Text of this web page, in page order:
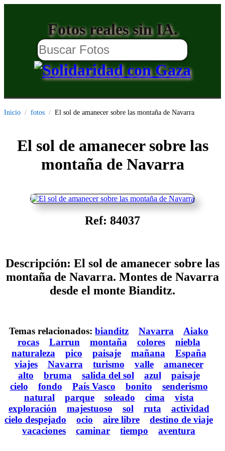
Fotos reales sin IA.
Inicio fotos El sol de amanecer sobre las montaña de Navarra
El sol de amanecer sobre las
montaña de Navarra
Ref: 84037
Descripción: El sol de amanecer sobre las
montaña de Navarra. Montes de Navarra
desde el monte Bianditz.
Temas relacionados: bianditz Navarra
Aiako
rocas
Larrun montaña colores
niebla
naturaleza
pico paisaje mañana
España
viajes
Navarra turismo valle
amanecer
alto
bruma salida del sol azul
paisaje
cielo
fondo País Vasco bonito
senderismo
natural
parque soleado cima
vista
exploración
majestuoso sol ruta
actividad
cielo despejado
ocio aire libre
destino de viaje
vacaciones
caminar tiempo aventura